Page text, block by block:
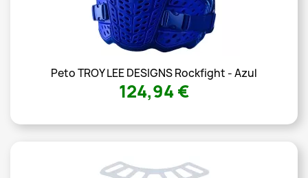
Peto TROY LEE DESIGNS Rockfight - Azul
124,94 €